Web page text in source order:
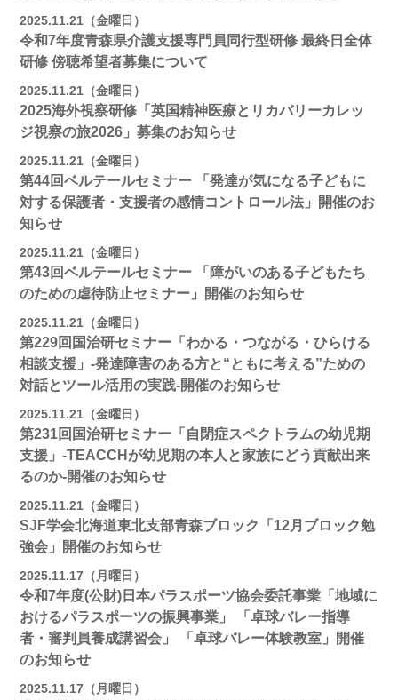
2025.11.21（金曜日）
令和7年度青森県介護支援専門員同行型研修 最終日全体
研修 傍聴希望者募集について
2025.11.21（金曜日）
2025海外視察研修「英国精神医療とリカバリーカレッ
ジ視察の旅2026」募集のお知らせ
2025.11.21（金曜日）
第44回ベルテールセミナー 「発達が気になる子どもに
対する保護者・支援者の感情コントロール法」開催のお
知らせ
2025.11.21（金曜日）
第43回ベルテールセミナー 「障がいのある子どもたち
のための虐待防止セミナー」開催のお知らせ
2025.11.21（金曜日）
第229回国治研セミナー「わかる・つながる・ひらける
相談支援」-発達障害のある方と“ともに考える”ための
対話とツール活用の実践-開催のお知らせ
2025.11.21（金曜日）
第231回国治研セミナー「自閉症スペクトラムの幼児期
支援」-TEACCHが幼児期の本人と家族にどう貢献出来
るのか-開催のお知らせ
2025.11.21（金曜日）
SJF学会北海道東北支部青森ブロック「12月ブロック勉
強会」開催のお知らせ
2025.11.17（月曜日）
令和7年度(公財)日本パラスポーツ協会委託事業「地域に
おけるパラスポーツの振興事業」 「卓球バレー指導
者・審判員養成講習会」 「卓球バレー体験教室」開催
のお知らせ
2025.11.17（月曜日）